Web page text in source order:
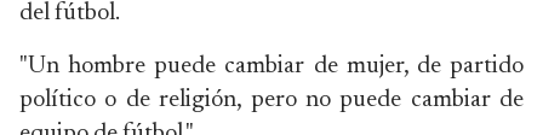
del fútbol.
"Un hombre puede cambiar de mujer, de partido
político o de religión, pero no puede cambiar de